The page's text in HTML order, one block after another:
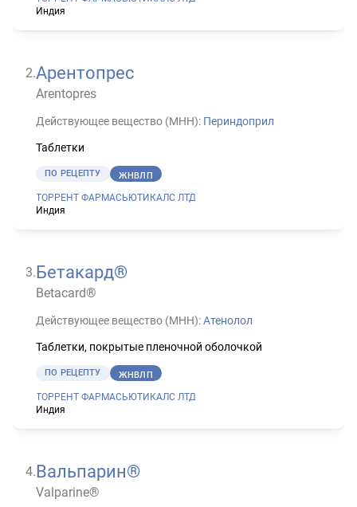
Индия
2.Арентопрес
Arentopres
Действующее вещество (МНН): Периндоприл
Таблетки
ПО РЕЦЕПТУ ЖНВЛП
ТОРРЕНТ ФАРМАСЬЮТИКАЛС ЛТД
Индия
3.Бетакард®
Betacard®
Действующее вещество (МНН):Атенолол
Таблетки, покрытые пленочной оболочкой
ПО РЕЦЕПТУ ЖНВЛП
ТОРРЕНТ ФАРМАСЬЮТИКАЛС ЛТД
Индия
4.Вальпарин®
Valparine®